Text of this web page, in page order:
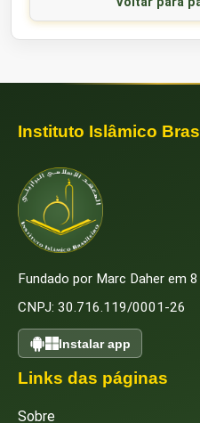
Instituto Islâmico
Fundado por Marc Daher em
CNPJ: 30.716.119/0001-26
Instalar app
Links das páginas
Sobre